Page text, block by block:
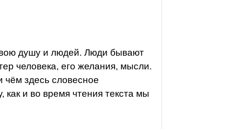
душу и людей. Люди бывают
человека, его желания, мысли.
чём здесь словесное
как и во время чтения текста мы